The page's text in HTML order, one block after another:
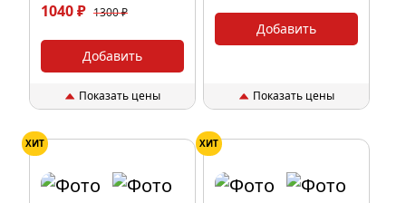
1040 ₽ 1300 ₽
Добавить
Показать цены
Добавить
Показать цены
ХИТ ХИТ